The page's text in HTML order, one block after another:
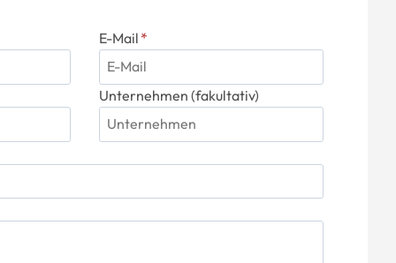
E-Mail *
Unternehmen (fakultativ)